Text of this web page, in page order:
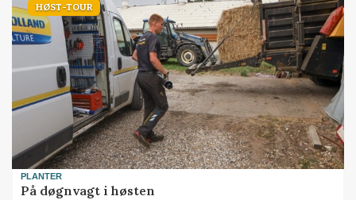
HØST-TOUR
PLANTER
På døgnvagt i høsten